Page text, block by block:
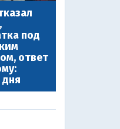
под
ответ